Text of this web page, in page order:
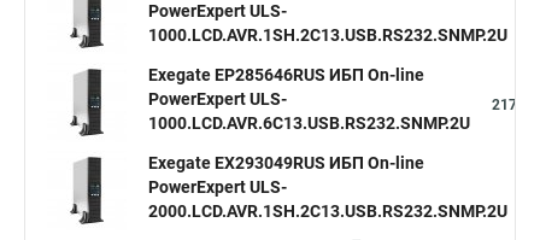
PowerExpert ULS-
1000.LCD.AVR.1SH.2C13.USB.RS232.SNMP.2U
Exegate EP285646RUS ИБП On-line
PowerExpert ULS-
1000.LCD.AVR.6C13.USB.RS232.SNMP.2U
Exegate EX293049RUS ИБП On-line
PowerExpert ULS-
2000.LCD.AVR.1SH.2C13.USB.RS232.SNMP.2U